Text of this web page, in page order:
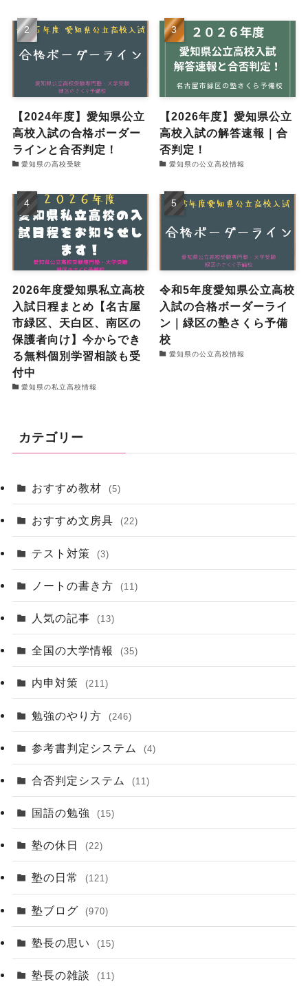
【2024年度】愛知県公立
高校入試の合格ボーダー
ラインと合否判定！
愛知県の高校受験
【2026年度】愛知県公立
高校入試の解答速報｜合
否判定！
愛知県の公立高校情報
2026年度愛知県私立高校
入試日程まとめ【名古屋
市緑区、天白区、南区の
保護者向け】今からでき
る無料個別学習相談も受
付中
愛知県の私立高校情報
令和5年度愛知県公立高校
入試の合格ボーダーライ
ン｜緑区の塾さくら予備
校
愛知県の公立高校情報
カテゴリー
おすすめ教材 (5)
おすすめ文房具 (22)
テスト対策 (3)
ノートの書き方 (11)
人気の記事 (13)
全国の大学情報 (35)
内申対策 (211)
勉強のやり方 (246)
参考書判定システム (4)
合否判定システム (11)
国語の勉強 (15)
塾の休日 (22)
塾の日常 (121)
塾ブログ (970)
塾長の思い (15)
塾長の雑談 (11)